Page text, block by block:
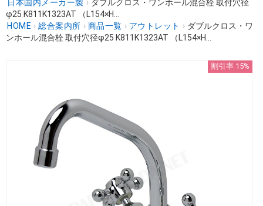
日本国内メーカー製 › ダブルクロス・ワンホール混合栓 取付穴径
φ25 K811K1323AT （L154×H...
HOME › 総合案内所 › 商品一覧 › アウトレット › ダブルクロス・ワ
ンホール混合栓 取付穴径φ25 K811K1323AT （L154×H...
割引率 15%